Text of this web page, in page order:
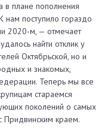
плане пополнения
нам поступило гораздо
2020-м, — отмечает
найти отклик у
Октябрьской, но и
и знакомых,
Теперь мы все
стараемся
поколений о самых
Придвинским краем.